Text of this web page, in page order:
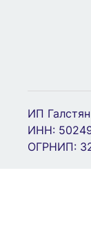
ИП
ИНН:
ОГРНИП: